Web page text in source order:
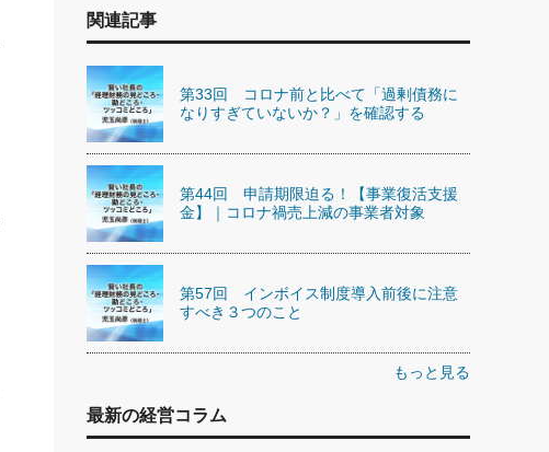
関連記事
第33回 コロナ前と比べて「過剰債務に
なりすぎていないか？」を確認する
第44回 申請期限迫る！【事業復活支援
金】｜コロナ禍売上減の事業者対象
第57回 インボイス制度導入前後に注意
すべき３つのこと
もっと見る
最新の経営コラム